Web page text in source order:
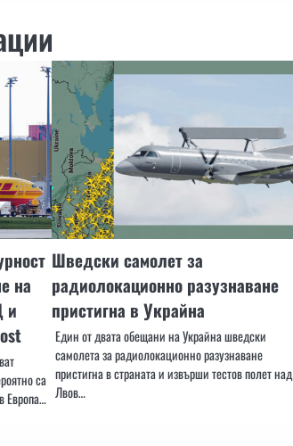
на
и
са
Европа…
Шведски самолет за
радиолокационно разузнаване
пристигна в Украйна
Един от двата обещани на Украйна шведски
самолета за радиолокационно разузнаване
пристигна в страната и извърши тестов полет над
Лвов…